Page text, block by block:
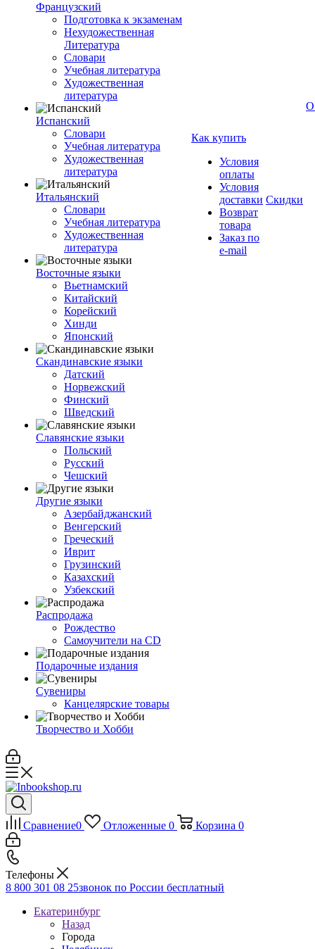
Французский
Подготовка к экзаменам
Нехудожественная
Литература
Словари
Учебная литература
Художественная
литература
Испанский
Словари
Учебная литература
Художественная
литература
Итальянский
Словари
Учебная литература
Художественная
литература
Восточные языки
Вьетнамский
Китайский
Корейский
Хинди
Японский
Скандинавские языки
Датский
Норвежский
Финский
Шведский
Славянские языки
Польский
Русский
Чешский
Другие языки
Азербайджанский
Венгерский
Греческий
Иврит
Грузинский
Казахский
Узбекский
Распродажа
Рождество
Самоучители на CD
Подарочные издания
Сувениры
Канцелярские товары
Творчество и Хобби
Как купить
Условия
оплаты
Условия
доставки
Возврат
товара
Заказ по
e-mail
Скидки
О
Сравнение0 Отложенные 0 Корзина 0
Телефоны
8 800 301 08 25звонок по России бесплатный
Екатеринбург
Назад
Города